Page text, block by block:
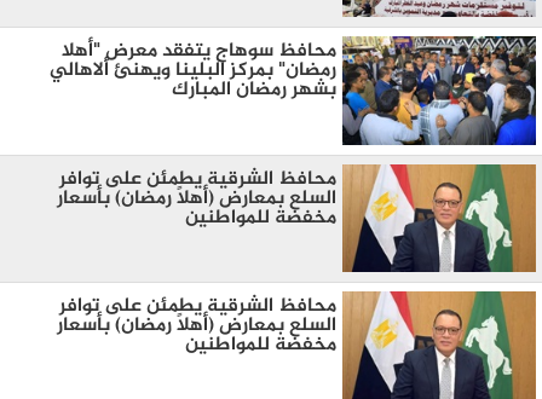
محافظ سوهاج يتفقد معرض "أهلا
رمضان" بمركز البلينا ويهنئ ألاهالي
بشهر رمضان المبارك
محافظ الشرقية يطمئن على توافر
السلع بمعارض (أهلاً رمضان) بأسعار
مخفضة للمواطنين
محافظ الشرقية يطمئن على توافر
السلع بمعارض (أهلاً رمضان) بأسعار
مخفضة للمواطنين